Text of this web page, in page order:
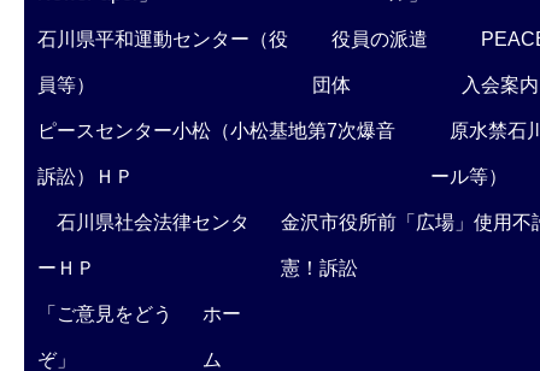
石川県平和運動センター（役
員等）
役員の派遣
団体 入会案内
ピースセンター小松（小松基地第7次爆音
訴訟）ＨＰ
原水禁石
ール等）
石川県社会法律センタ
ーＨＰ
金沢市役所前「広場」使用不
憲！訴訟
「ご意見をどう
ぞ」
ホー
ム